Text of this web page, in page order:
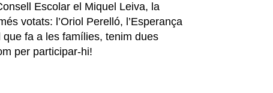
Escolar el Miquel Leiva, la
votats: l’Oriol Perelló, l’Esperança
fa a les famílies, tenim dues
per participar-hi!